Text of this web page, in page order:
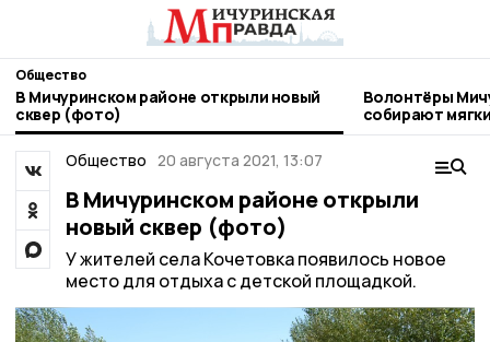
Общество
В Мичуринском районе открыли новый
сквер (фото)
Волонтёры
собирают
бездомных
Общество 20 августа 2021, 13:07
В Мичуринском районе открыли
новый сквер (фото)
У жителей села Кочетовка появилось новое
место для отдыха с детской площадкой.